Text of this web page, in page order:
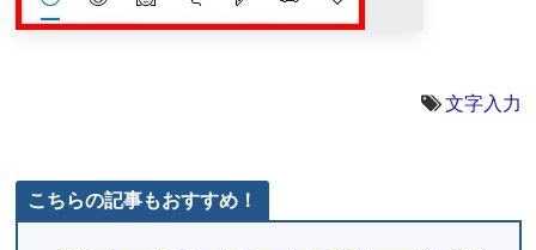
文字入力
こちらの記事もおすすめ！